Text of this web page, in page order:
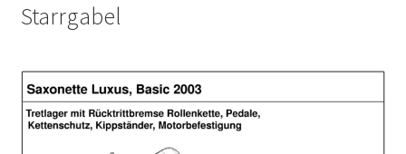
Starrgabel